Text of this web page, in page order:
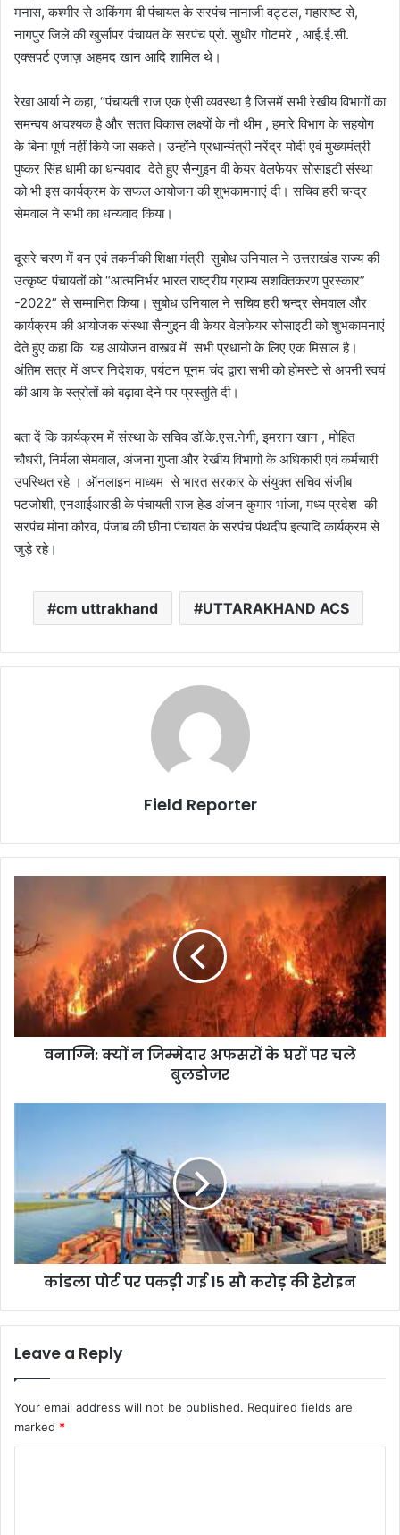
मनास, कश्मीर से अकिंगम बी पंचायत के सरपंच नानाजी वट्टल, महाराष्ट से,
नागपुर जिले की खुर्सापर पंचायत के सरपंच प्रो. सुधीर गोटमरे , आई.ई.सी.
एक्सपर्ट एजाज़ अहमद खान आदि शामिल थे।
रेखा आर्या ने कहा, “पंचायती राज एक ऐसी व्यवस्था है जिसमें सभी रेखीय विभागों का
समन्वय आवश्यक है और सतत विकास लक्ष्यों के नौ थीम , हमारे विभाग के सहयोग
के बिना पूर्ण नहीं किये जा सकते। उन्होंने प्रधान्मंत्री नरेंद्र मोदी एवं मुख्यमंत्री
पुष्कर सिंह धामी का धन्यवाद देते हुए सैन्गुइन वी केयर वेलफेयर सोसाइटी संस्था
को भी इस कार्यक्रम के सफल आयोजन की शुभकामनाएं दी। सचिव हरी चन्द्र
सेमवाल ने सभी का धन्यवाद किया।
दूसरे चरण में वन एवं तकनीकी शिक्षा मंत्री सुबोध उनियाल ने उत्तराखंड राज्य की
उत्कृष्ट पंचायतों को “आत्मनिर्भर भारत राष्ट्रीय ग्राम्य सशक्तिकरण पुरस्कार”
-2022” से सम्मानित किया। सुबोध उनियाल ने सचिव हरी चन्द्र सेमवाल और
कार्यक्रम की आयोजक संस्था सैन्गुइन वी केयर वेलफेयर सोसाइटी को शुभकामनाएं
देते हुए कहा कि यह आयोजन वास्त्व में सभी प्रधानो के लिए एक मिसाल है।
अंतिम सत्र में अपर निदेशक, पर्यटन पूनम चंद द्वारा सभी को होमस्टे से अपनी स्वयं
की आय के स्त्रोतों को बढ़ावा देने पर प्रस्तुति दी।
बता दें कि कार्यक्रम में संस्था के सचिव डॉ.के.एस.नेगी, इमरान खान , मोहित
चौधरी, निर्मला सेमवाल, अंजना गुप्ता और रेखीय विभागों के अधिकारी एवं कर्मचारी
उपस्थित रहे । ऑनलाइन माध्यम से भारत सरकार के संयुक्त सचिव संजीब
पटजोशी, एनआईआरडी के पंचायती राज हेड अंजन कुमार भांजा, मध्य प्रदेश की
सरपंच मोना कौरव, पंजाब की छीना पंचायत के सरपंच पंथदीप इत्यादि कार्यक्रम से
जुड़े रहे।
cm uttrakhand UTTARAKHAND ACS
Field Reporter
न
जिम्मेदार
अफसरों
के
घरों
पर
चले
बुलडोजरवनाग्नि: क्यों न जिम्मेदार अफसरों के घरों पर चले
बुलडोजर
15
की
कांडला पोर्ट पर पकड़ी गई 15 सौ करोड़ की हेरोइन
Leave a Reply
Your email address will not be published. Required fields are
marked *